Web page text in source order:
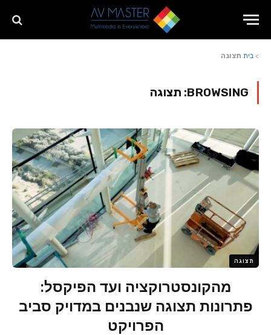
> בית תצוגה
BROWSING: תצוגה
תצוגה
מהקונסטרוקציה ועד הפיקסל:
פתרונות תצוגה שנבנים במדויק סביב
הפרויקט